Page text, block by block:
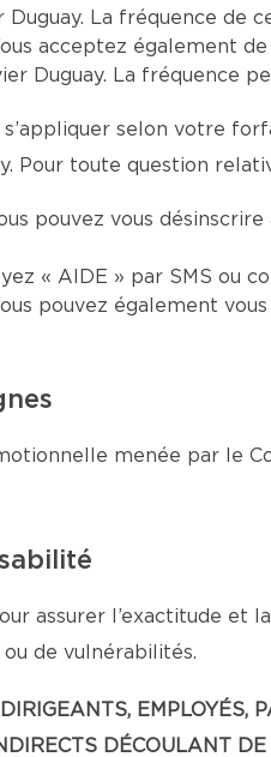
Duguay. La fréquence de
acceptez également
Duguay. La fréquence
s’appliquer selon votre
Pour toute question
pouvez vous
« AIDE » par SMS ou
pouvez également
menée par le
assurer l’exactitude et
de vulnérabilités.
EMPLOYÉS,
DÉCOULANT